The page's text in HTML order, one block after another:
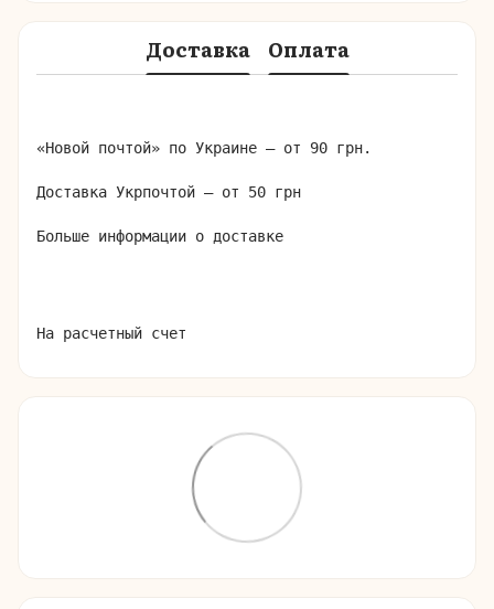
Доставка Оплата
«Новой почтой» по Украине – от 90 грн.
Доставка Укрпочтой – от 50 грн
Больше информации о доставке
На расчетный счет